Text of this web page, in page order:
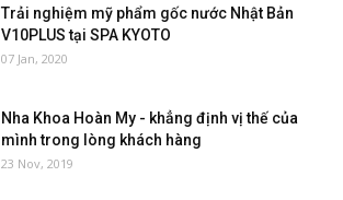
Trải nghiệm mỹ phẩm gốc nước Nhật Bản
V10PLUS tại SPA KYOTO
07 Jan, 2020
Nha Khoa Hoàn My - khẳng định vị thế của
mình trong lòng khách hàng
23 Nov, 2019